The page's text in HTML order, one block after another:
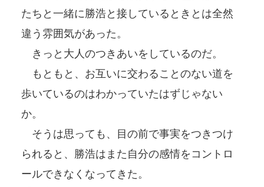
たちと一緒に勝浩と接しているときとは全然
違う雰囲気があった。
きっと大人のつきあいをしているのだ。
もともと、お互いに交わることのない道を
歩いているのはわかっていたはずじゃない
か。
そうは思っても、目の前で事実をつきつけ
られると、勝浩はまた自分の感情をコントロ
ールできなくなってきた。